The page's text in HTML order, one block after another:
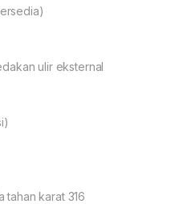
ulir eksternal
tahan karat 316